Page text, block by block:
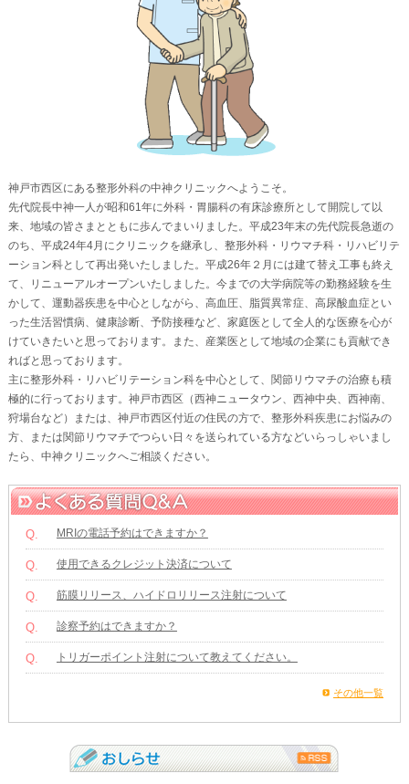
神戸市西区にある整形外科の中神クリニックへようこそ。
先代院長中神一人が昭和61年に外科・胃腸科の有床診療所として開院して以
来、地域の皆さまとともに歩んでまいりました。平成23年末の先代院長急逝の
のち、平成24年4月にクリニックを継承し、整形外科・リウマチ科・リハビリテ
ーション科として再出発いたしました。平成26年２月には建て替え工事も終え
て、リニューアルオープンいたしました。今までの大学病院等の勤務経験を生
かして、運動器疾患を中心としながら、高血圧、脂質異常症、高尿酸血症とい
った生活習慣病、健康診断、予防接種など、家庭医として全人的な医療を心が
けていきたいと思っております。また、産業医として地域の企業にも貢献でき
ればと思っております。
主に整形外科・リハビリテーション科を中心として、関節リウマチの治療も積
極的に行っております。神戸市西区（西神ニュータウン、西神中央、西神南、
狩場台など）または、神戸市西区付近の住民の方で、整形外科疾患にお悩みの
方、または関節リウマチでつらい日々を送られている方などいらっしゃいまし
たら、中神クリニックへご相談ください。
Q. MRIの電話予約はできますか？
Q. 使用できるクレジット決済について
Q. 筋膜リリース、ハイドロリリース注射について
Q. 診察予約はできますか？
Q. トリガーポイント注射について教えてください。
その他一覧